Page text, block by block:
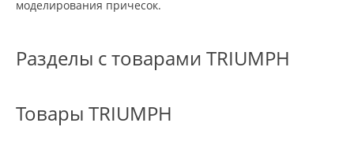
моделирования причесок.
Разделы с товарами TRIUMPH
Товары TRIUMPH